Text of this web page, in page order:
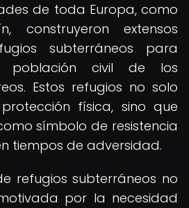
de toda Europa, como
construyeron extensos
subterráneos para
civil de los
Estos refugios no solo
física, sino que
símbolo de resistencia
tiempos de adversidad.
refugios subterráneos no
por la necesidad